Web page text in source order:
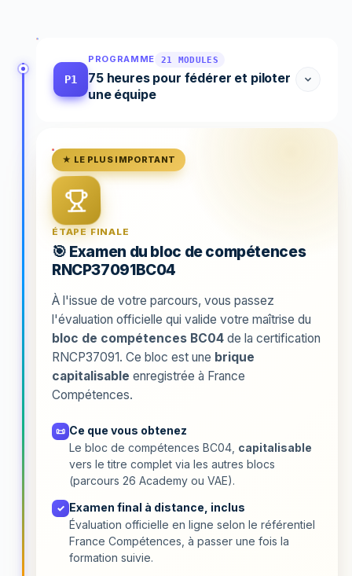
P1
PROGRAMME 21 MODULES
75 heures pour fédérer et piloter
une équipe
★ LE PLUS IMPORTANT
ÉTAPE FINALE
🎯 Examen du bloc de compétences
RNCP37091BC04
À l'issue de votre parcours, vous passez
l'évaluation officielle qui valide votre maîtrise du
bloc de compétences BC04 de la certification
RNCP37091. Ce bloc est une brique
capitalisable enregistrée à France
Compétences.
📜 Ce que vous obtenez
Le bloc de compétences BC04, capitalisable
vers le titre complet via les autres blocs
(parcours 26 Academy ou VAE).
✓ Examen final à distance, inclus
Évaluation officielle en ligne selon le référentiel
France Compétences, à passer une fois la
formation suivie.